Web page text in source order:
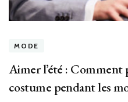
MODE
Aimer l’été : Comment
costume pendant les